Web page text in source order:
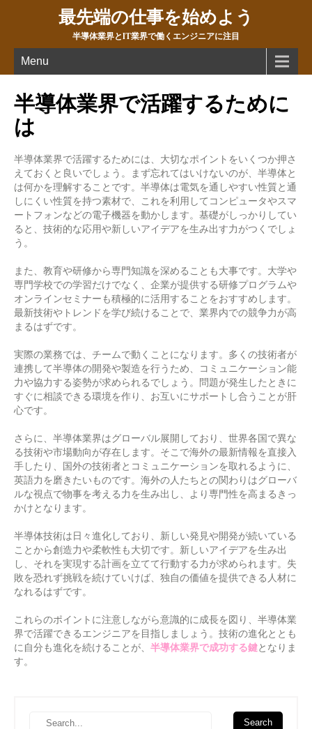
最先端の仕事を始めよう
半導体業界とIT業界で働くエンジニアに注目
Menu
半導体業界で活躍するために
は
半導体業界で活躍するためには、大切なポイントをいくつか押さ
えておくと良いでしょう。まず忘れてはいけないのが、半導体と
は何かを理解することです。半導体は電気を通しやすい性質と通
しにくい性質を持つ素材で、これを利用してコンピュータやスマ
ートフォンなどの電子機器を動かします。基礎がしっかりしてい
ると、技術的な応用や新しいアイデアを生み出す力がつくでしょ
う。
また、教育や研修から専門知識を深めることも大事です。大学や
専門学校での学習だけでなく、企業が提供する研修プログラムや
オンラインセミナーも積極的に活用することをおすすめします。
最新技術やトレンドを学び続けることで、業界内での競争力が高
まるはずです。
実際の業務では、チームで動くことになります。多くの技術者が
連携して半導体の開発や製造を行うため、コミュニケーション能
力や協力する姿勢が求められるでしょう。問題が発生したときに
すぐに相談できる環境を作り、お互いにサポートし合うことが肝
心です。
さらに、半導体業界はグローバル展開しており、世界各国で異な
る技術や市場動向が存在します。そこで海外の最新情報を直接入
手したり、国外の技術者とコミュニケーションを取れるように、
英語力を磨きたいものです。海外の人たちとの関わりはグローバ
ルな視点で物事を考える力を生み出し、より専門性を高まるきっ
かけとなります。
半導体技術は日々進化しており、新しい発見や開発が続いている
ことから創造力や柔軟性も大切です。新しいアイデアを生み出
し、それを実現する計画を立てて行動する力が求められます。失
敗を恐れず挑戦を続けていけば、独自の価値を提供できる人材に
なれるはずです。
これらのポイントに注意しながら意識的に成長を図り、半導体業
界で活躍できるエンジニアを目指しましょう。技術の進化ととも
に自分も進化を続けることが、 半導体業界で成功する鍵となりま
す。